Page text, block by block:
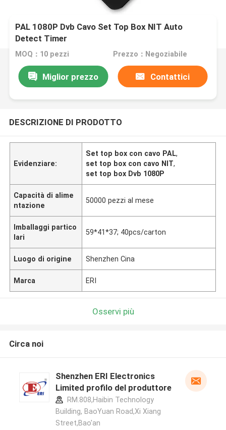
PAL 1080P Dvb Cavo Set Top Box NIT Auto
Detect Timer
MOQ：10 pezzi Prezzo：Negoziabile
Miglior prezzo Contattici
DESCRIZIONE DI PRODOTTO
Evidenziare:
Set top box con cavo PAL,
set top box con cavo NIT,
set top box Dvb 1080P
Capacità di alime
ntazione
50000 pezzi al mese
Imballaggi partico
lari
59*41*37; 40pcs/carton
Luogo di origine Shenzhen Cina
Marca ERI
Osservi più
Circa noi
Shenzhen ERI Electronics
Limited profilo del produttore
RM.808,Haibin Technology
Building, BaoYuan Road,Xi Xiang
Street,Bao'an